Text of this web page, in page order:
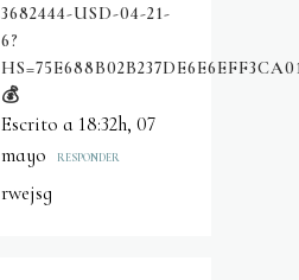
3682444-USD-04-21-
6?
💰
Escrito a 18:32h, 07
mayo
RESPONDER
rwejsg